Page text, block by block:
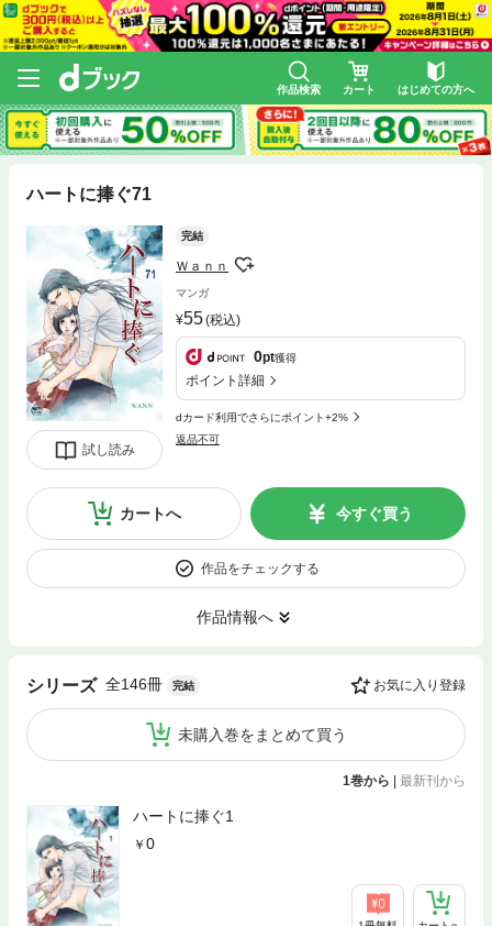
作品検索 カート はじめての方へ
ハートに捧ぐ71
試し読み
完結
Ｗａｎｎ
マンガ
55(税込)
0pt獲得
ポイント詳細
dカード利用でさらにポイント+2%
返品不可
カートへ 今すぐ買う
作品をチェックする
作品情報へ
シリーズ 全146冊 完結 お気に入り登録
未購入巻をまとめて買う
1巻から | 最新刊から
ハートに捧ぐ1
0